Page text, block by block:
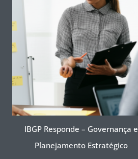
IBGP Responde – Governança e
Planejamento Estratégico